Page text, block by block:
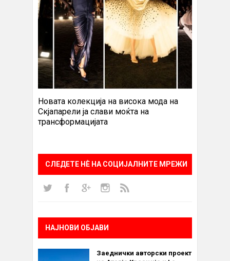
Новата колекција на висока мода на
Скјапарели ја слави моќта на
трансформацијата
СЛЕДЕТЕ НÈ НА СОЦИЈАЛНИТЕ МРЕЖИ
НАЈНОВИ ОБЈАВИ
Заеднички авторски проект